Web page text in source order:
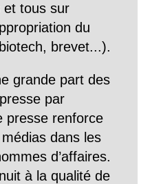
et tous sur
du
brevet...).
grande part des
par
presse renforce
dans les
d’affaires.
à la qualité de